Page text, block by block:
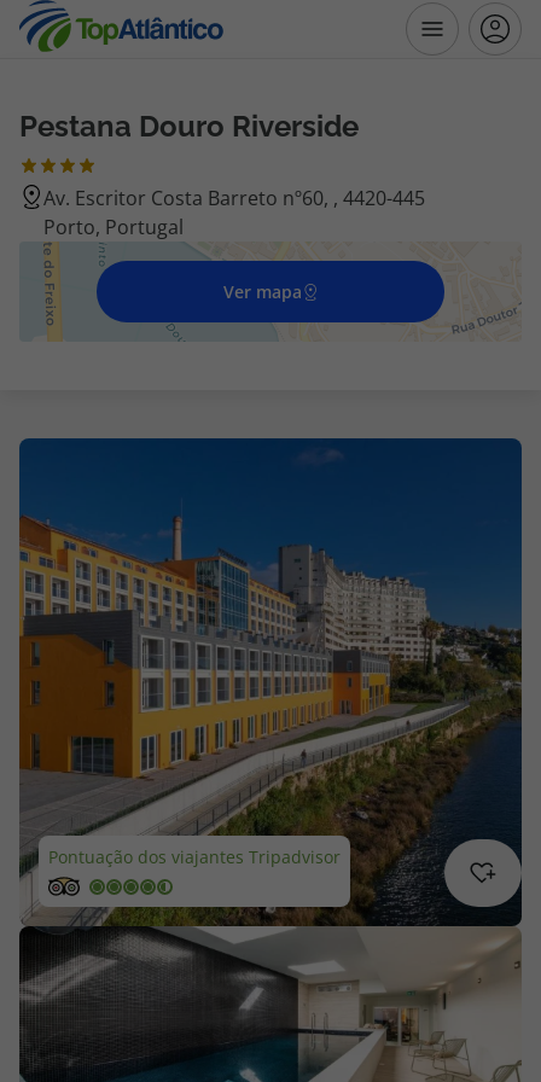
Destinos
Voos
Hotéis
Voos + Hotel
Escapadinhas
Cruzeiros
Promoções
Especialistas
Cheque Viagem
Rede de Lojas
Blog TopViagens
Pestana Douro Riverside
Av. Escritor Costa Barreto nº60, , 4420-445
Porto, Portugal
Ver mapa
Pontuação dos viajantes Tripadvisor